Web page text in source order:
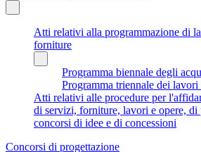
Atti relativi alla programmazione di
forniture
Programma biennale degli
Programma triennale dei
Atti relativi alle procedure per
di servizi, forniture, lavori e opere, di
concorsi di idee e di concessioni
Concorsi di progettazione